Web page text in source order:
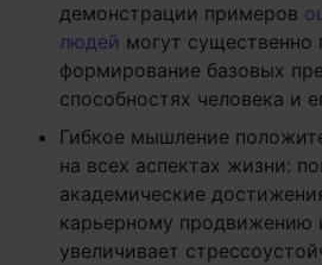
демонстрации примеров
людей могут существенно
формирование базовых
способностях человека и
Гибкое мышление
на всех аспектах жизни:
академические
карьерному продвижению
увеличивает